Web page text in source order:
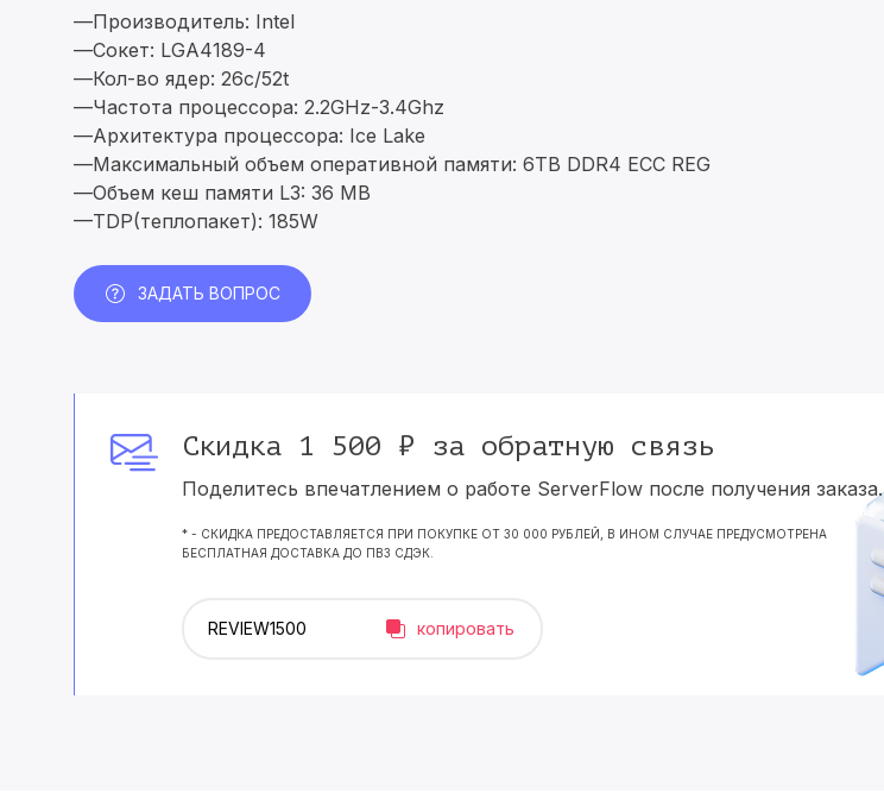
—Производитель: Intel
—Сокет: LGA4189-4
—Кол-во ядер: 26c/52t
—Частота процессора: 2.2GHz-3.4Ghz
—Архитектура процессора: Ice Lake
—Максимальный объем оперативной памяти: 6TB DDR4 ECC REG
—Объем кеш памяти L3: 36 MB
—TDP(теплопакет): 185W
ЗАДАТЬ ВОПРОС
Скидка 1 500 ₽ за обратную связь
Поделитесь впечатлением о работе ServerFlow после получения заказа.
* - СКИДКА ПРЕДОСТАВЛЯЕТСЯ ПРИ ПОКУПКЕ ОТ 30 000 РУБЛЕЙ, В ИНОМ СЛУЧАЕ ПРЕДУСМОТРЕНА
БЕСПЛАТНАЯ ДОСТАВКА ДО ПВЗ СДЭК.
копировать